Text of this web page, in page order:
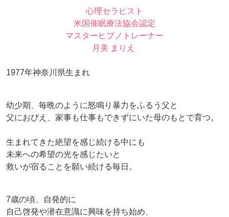
心理セラピスト
米国催眠療法協会認定
マスターヒプノトレーナー
月美 まりえ
1977年神奈川県生まれ
幼少期、毎晩のように怒鳴り暴力をふるう父と
父におびえ、家事も仕事もできずにいた母のもとで育つ。
生まれてきた絶望を感じ続ける中にも
未来への希望の光を感じたいと
救いが宿ることを願い続ける毎日。
7歳の頃、自発的に
自己啓発や潜在意識に興味を持ち始め、